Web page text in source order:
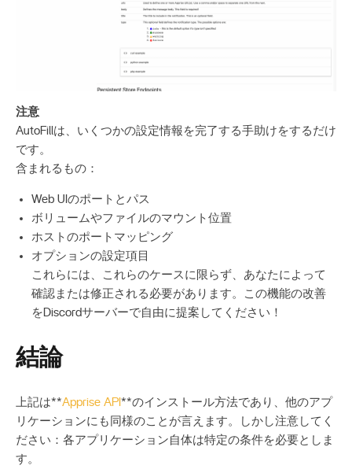
注意
AutoFillは、いくつかの設定情報を完了する手助けをするだけ
です。
含まれるもの：
Web UIのポートとパス
ボリュームやファイルのマウント位置
ホストのポートマッピング
オプションの設定項目
これらには、これらのケースに限らず、あなたによって
確認または修正される必要があります。この機能の改善
をDiscordサーバーで自由に提案してください！
結論
上記は**Apprise API **のインストール方法であり、他のアプ
リケーションにも同様のことが言えます。しかし注意してく
ださい：各アプリケーション自体は特定の条件を必要としま
す。